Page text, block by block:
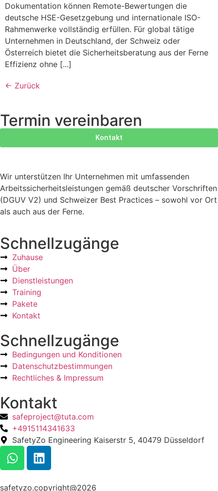
Dokumentation können Remote-Bewertungen die
deutsche HSE-Gesetzgebung und internationale ISO-
Rahmenwerke vollständig erfüllen. Für global tätige
Unternehmen in Deutschland, der Schweiz oder
Österreich bietet die Sicherheitsberatung aus der Ferne
Effizienz ohne [...]
← Zurück
Termin vereinbaren
Kontakt
Wir unterstützen Ihr Unternehmen mit umfassenden
Arbeitssicherheitsleistungen gemäß deutscher Vorschriften
(DGUV V2) und Schweizer Best Practices – sowohl vor Ort
als auch aus der Ferne.
Schnellzugänge
Zuhause
Über
Dienstleistungen
Training
Pakete
Kontakt
Schnellzugänge
Bedingungen und Konditionen
Datenschutzbestimmungen
Rechtliches & Impressum
Kontakt
safeproject@tuta.com
+4915114341633
SafetyZo Engineering Kaiserstr 5, 40479 Düsseldorf
safetyzo.copyright@2026